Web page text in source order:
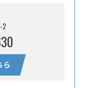
2
ら